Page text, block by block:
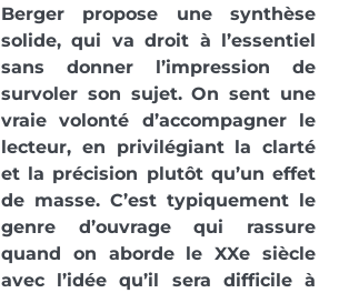
Berger propose une synthèse
solide, qui va droit à l’essentiel
sans donner l’impression de
survoler son sujet. On sent une
vraie volonté d’accompagner le
lecteur, en privilégiant la clarté
et la précision plutôt qu’un effet
de masse. C’est typiquement le
genre d’ouvrage qui rassure
quand on aborde le XXe siècle
avec l’idée qu’il sera difficile à